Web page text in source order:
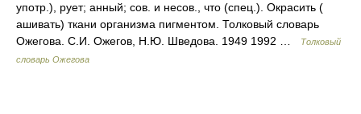
употр.), рует; анный; сов. и несов., что (спец.). Окрасить (
ашивать) ткани организма пигментом. Толковый словарь
Ожегова. С.И. Ожегов, Н.Ю. Шведова. 1949 1992 …
Толковый
словарь Ожегова